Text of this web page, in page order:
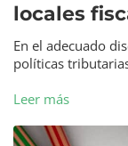
locales
En el adecuado
políticas
Leer más